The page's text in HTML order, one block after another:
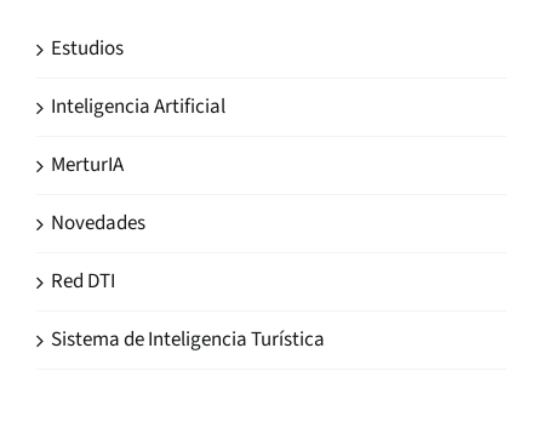
Estudios
Inteligencia Artificial
MerturIA
Novedades
Red DTI
Sistema de Inteligencia Turística